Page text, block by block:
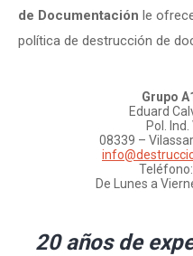
de Documentación le
política de destrucción de
Grupo
Eduard
Pol.
08339 –
Teléfono:
De Lunes a
20 años de